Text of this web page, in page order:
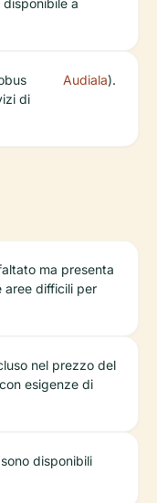
disponibile a
di
Audiala).
ma presenta
aree difficili per
nel prezzo del
esigenze di
disponibili